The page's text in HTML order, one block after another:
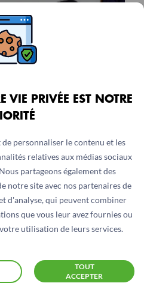
VIE PRIVÉE EST NOTRE
personnaliser le contenu et les
relatives aux médias sociaux
partageons également des
notre site avec nos partenaires de
d'analyse, qui peuvent combiner
que vous leur avez fournies ou
utilisation de leurs services.
TOUT
ACCEPTER